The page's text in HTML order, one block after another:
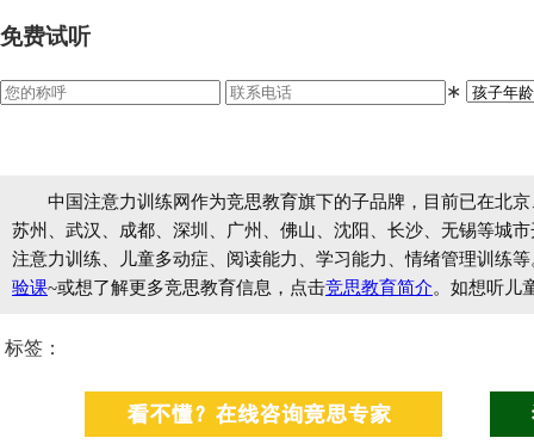
免费试听
∗
中国注意力训练网作为竞思教育旗下的子品牌，目前已在北
苏州、武汉、成都、深圳、广州、佛山、沈阳、长沙、无锡等城
注意力训练、儿童多动症、阅读能力、学习能力、情绪管理训练
验课~或想了解更多竞思教育信息，点击竞思教育简介。如想听儿
标签：